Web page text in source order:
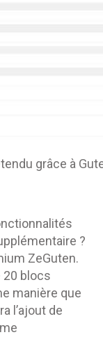
grâce à
?
ZeGuten.
20 blocs
manière que
l’ajout de